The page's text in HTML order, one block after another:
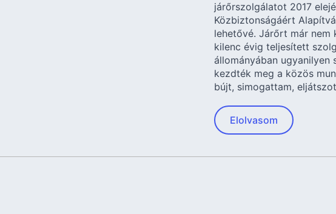
járőrszolgálatot 2017
Közbiztonságáért
lehetővé. Járőrt már nem
kilenc évig teljesített
állományában ugyanilyen
kezdték meg a közös
bújt, simogattam,
Elolvasom